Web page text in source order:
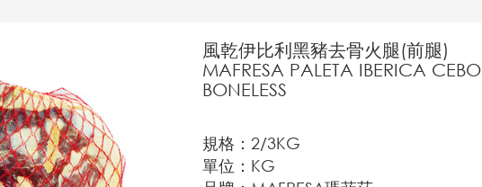
風乾伊比利黑豬去骨火腿(前腿)
MAFRESA PALETA IBERICA CEBO
BONELESS
規格：2/3KG
單位：KG